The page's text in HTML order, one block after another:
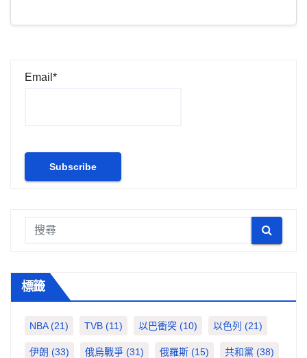
Email*
標籤
NBA(21) TVB (11) 以巴衝突 (10) 以色列 (21)
伊朗 (33) 俄烏戰爭 (31) 俄羅斯 (15) 共和黨 (38)